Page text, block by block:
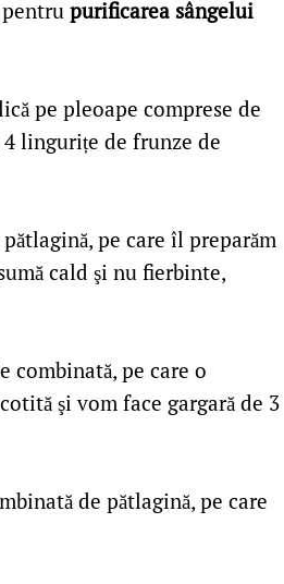
purificarea sângelui
pe pleoape comprese de
lingurițe de frunze de
pe care îl preparăm
cald şi nu fierbinte,
combinată, pe care o
şi vom face gargară de 3
de pătlagină, pe care